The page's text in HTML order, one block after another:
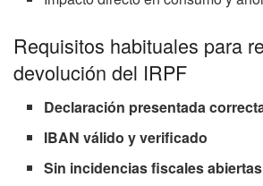
Requisitos habituales para
devolución del IRPF
Declaración presentada
IBAN válido y verificado
Sin incidencias fiscales abiertas